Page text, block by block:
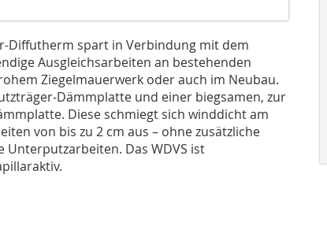
Diffutherm spart in Verbindung mit dem
Ausgleichsarbeiten an bestehenden
Ziegelmauerwerk oder auch im Neubau.
Dämmplatte und einer biegsamen, zur
Diese schmiegt sich winddicht am
von bis zu 2 cm aus – ohne zusätzliche
Das WDVS ist